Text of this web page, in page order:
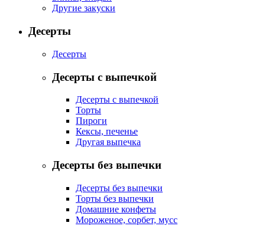
Другие закуски
Десерты
Десерты
Десерты с выпечкой
Десерты с выпечкой
Торты
Пироги
Кексы, печенье
Другая выпечка
Десерты без выпечки
Десерты без выпечки
Торты без выпечки
Домашние конфеты
Мороженое, сорбет, мусс